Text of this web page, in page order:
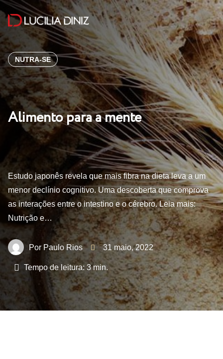
NUTRA-SE
Alimento para a mente
Estudo japonês revela que mais fibra na dieta leva a um
menor declínio cognitivo. Uma descoberta que comprova
as interações entre o intestino e o cérebro. Leia mais:
Nutrição e…
Paulo Rios 31 maio, 2022
Tempo de leitura: 3 min.